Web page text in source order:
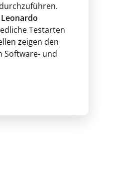
Leonardo
Testarten
zeigen den
Software- und